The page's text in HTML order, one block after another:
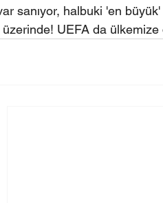
sanıyor, halbuki 'en
UEFA da ülkemize